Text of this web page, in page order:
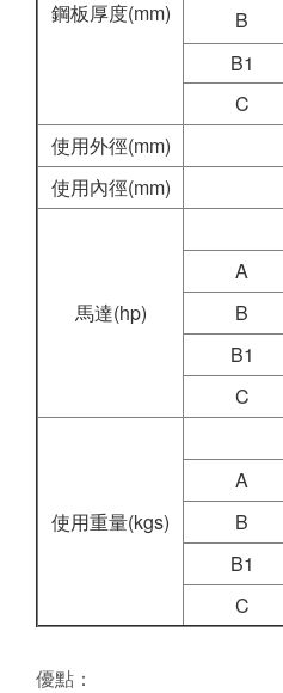
鋼板厚度(mm)
B
B1
C
使用外徑(mm)
使用內徑(mm)
馬達(hp)
A
B
B1
C
使用重量(kgs)
A
B
B1
C
優點：